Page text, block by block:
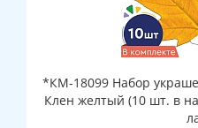
*КМ-18099 Набор
Клен желтый (10 шт. в